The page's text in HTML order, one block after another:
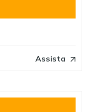
Assista